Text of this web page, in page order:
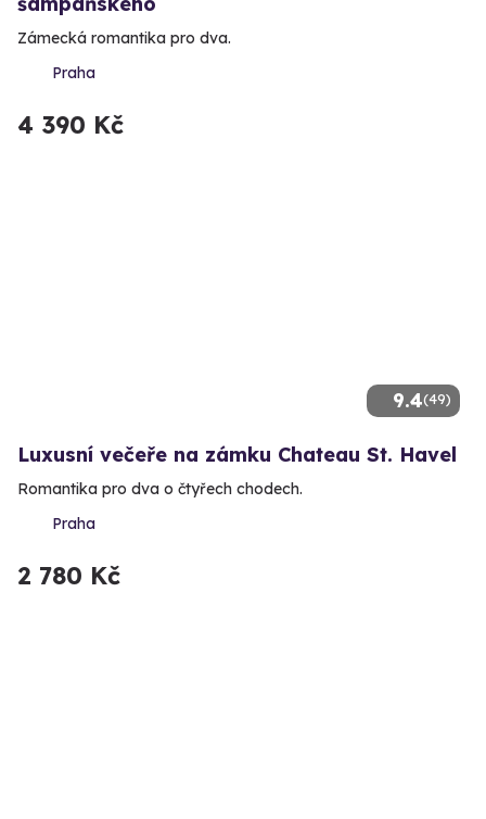
Zámecká romantika pro dva.
Praha
4 390 Kč
9.4(49)
Luxusní večeře na zámku Chateau St. Havel
Romantika pro dva o čtyřech chodech.
Praha
2 780 Kč